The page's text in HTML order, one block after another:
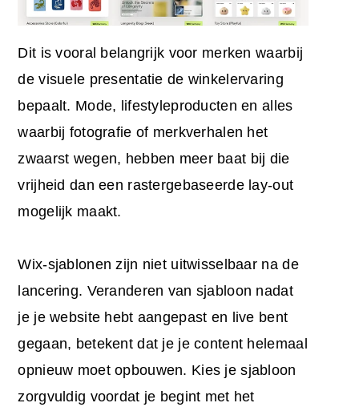
Dit is vooral belangrijk voor merken waarbij
de visuele presentatie de winkelervaring
bepaalt. Mode, lifestyleproducten en alles
waarbij fotografie of merkverhalen het
zwaarst wegen, hebben meer baat bij die
vrijheid dan een rastergebaseerde lay-out
mogelijk maakt.
Wix-sjablonen zijn niet uitwisselbaar na de
lancering. Veranderen van sjabloon nadat
je je website hebt aangepast en live bent
gegaan, betekent dat je je content helemaal
opnieuw moet opbouwen. Kies je sjabloon
zorgvuldig voordat je begint met het